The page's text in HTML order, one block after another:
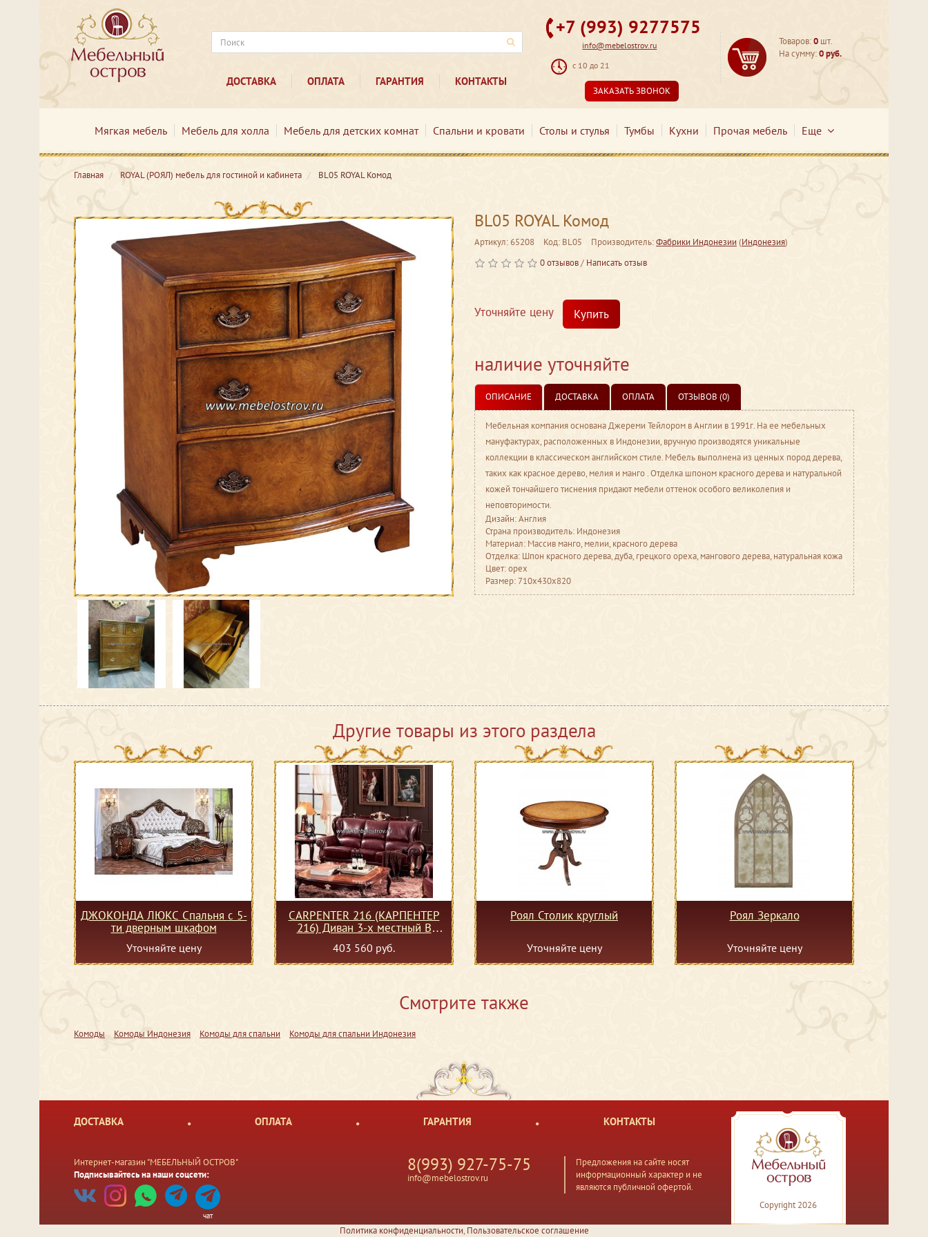
ДОСТАВКА ОПЛАТА ГАРАНТИЯ КОНТАКТЫ
+7 (993) 9277575
info@mebelostrov.ru
с 10 до 21
ЗАКАЗАТЬ ЗВОНОК
Товаров:0 шт.
На сумму:0 руб.
Мягкая мебель Мебель для холла Мебель для детских комнат Спальни и кровати Столы и стулья Тумбы Кухни Прочая мебель Еще
Главная ROYAL (РОЯЛ) мебель для гостиной и кабинета BL05 ROYAL Комод
BL05 ROYAL Комод
Артикул: 65208 Код: BL05 Производитель:Фабрики Индонезии(Индонезия)
0 отзывов/ Написать отзыв
Уточняйте цену Купить
наличие уточняйте
ОПИСАНИЕ ДОСТАВКА ОПЛАТА ОТЗЫВОВ (0)
Мебельная компания основана Джереми Тейлором в Англии в 1991г. На ее мебельных
мануфактурах, расположенных в Индонезии, вручную производятся уникальные
коллекции в классическом английском стиле. Мебель выполнена из ценных пород дерева,
таких как красное дерево, мелия и манго . Отделка шпоном красного дерева и натуральной
кожей тончайшего тиснения придают мебели оттенок особого великолепия и
неповторимости.
Дизайн: Англия
Страна производитель: Индонезия
Материал: Массив манго, мелии, красного дерева
Отделка: Шпон красного дерева, дуба, грецкого ореха, мангового дерева, натуральная кожа
Цвет: орех
Размер: 710x430x820
Другие товары из этого раздела
ДЖОКОНДА ЛЮКС Спальня с 5-
ти дверным шкафом
Уточняйте цену
CARPENTER 216 (КАРПЕНТЕР
216) Диван 3-х местный В
403 560 руб.
Роял Столик круглый
Уточняйте цену
Роял Зеркало
Уточняйте цену
Смотрите также
Комоды Комоды Индонезия Комоды для спальни Комоды для спальни Индонезия
ДОСТАВКА ОПЛАТА ГАРАНТИЯ КОНТАКТЫ
Интернет-магазин "МЕБЕЛЬНЫЙ ОСТРОВ"
Подписывайтесь на наши соцсети:
чат
8(993) 927-75-75
info@mebelostrov.ru
Предложения на сайте носят
информационный характер и не
являются публичной офертой.
Copyright 2026
Политика конфиденциальности, Пользовательское соглашение